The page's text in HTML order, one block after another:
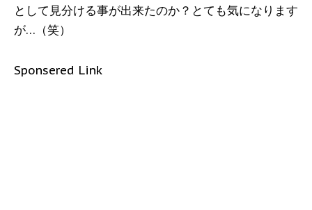
として見分ける事が出来たのか？とても気になります
が…（笑）
Sponsered Link